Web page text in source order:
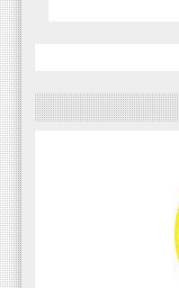
بہترین
اہمیت سے
سکتا۔سعید
تحریک فیصل